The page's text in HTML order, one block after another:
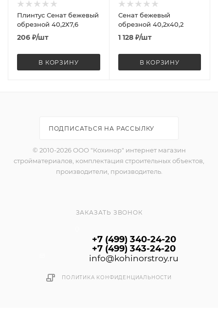
Плинтус Сенат бежевый
обрезной 40,2Х7,6
206 ₽/шт
В КОРЗИНУ
Сенат бежевый
обрезной 40,2х40,2
1 128₽/шт
В КОРЗИНУ
ПОДПИСАТЬСЯ НА РАССЫЛКУ
© 2010-2026 ООО "Кохинор" интернет магазин
стройматериалов, комплектация строительных объектов,
производители, производитель.
ЗАКАЗАТЬ ЗВОНОК
+7 (499) 340-24-20
+7 (499) 343-24-20
info@kohinorstroy.ru
ПОЛИТИКА КОНФИДЕНЦИАЛЬНОСТИ